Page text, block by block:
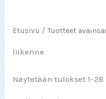
Etusivu / Tuotteet
liikenne
Näytetään tulokset 1–28